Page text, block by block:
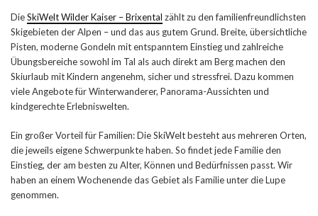
DieSkiWelt Wilder Kaiser – Brixental zählt zu den familienfreundlichsten
Skigebieten der Alpen – und das aus gutem Grund. Breite, übersichtliche
Pisten, moderne Gondeln mit entspanntem Einstieg und zahlreiche
Übungsbereiche sowohl im Tal als auch direkt am Berg machen den
Skiurlaub mit Kindern angenehm, sicher und stressfrei. Dazu kommen
viele Angebote für Winterwanderer, Panorama-Aussichten und
kindgerechte Erlebniswelten.
Ein großer Vorteil für Familien: Die SkiWelt besteht aus mehreren Orten,
die jeweils eigene Schwerpunkte haben. So findet jede Familie den
Einstieg, der am besten zu Alter, Können und Bedürfnissen passt. Wir
haben an einem Wochenende das Gebiet als Familie unter die Lupe
genommen.